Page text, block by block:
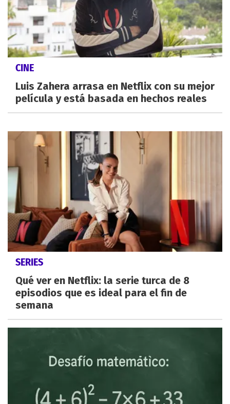
CINE
Luis Zahera arrasa en Netflix con su mejor
película y está basada en hechos reales
SERIES
Qué ver en Netflix: la serie turca de 8
episodios que es ideal para el fin de
semana